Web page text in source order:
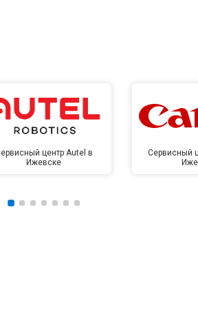
центр Autel в
Ижевске
Сервисный